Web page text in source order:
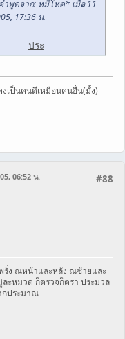
ำพูดจาก: หมีโหด* เมื่อ 11
17:36 น.
ประ
งเป็นคนดีเหมือนคนอื่น(มั้ง)
#88
06:52 น.
รั่ง ณหน้าและหลัง ณซ้ายและ
ะหมวด ก็ตรวจก็ตรา ประมวล
กประมาณ